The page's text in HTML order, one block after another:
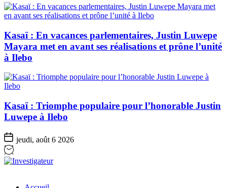
Kasaï : En vacances parlementaires, Justin Luwepe
Mayara met en avant ses réalisations et prône l’unité
à Ilebo
Kasaï : Triomphe populaire pour l’honorable Justin
Luwepe à Ilebo
jeudi, août 6 2026